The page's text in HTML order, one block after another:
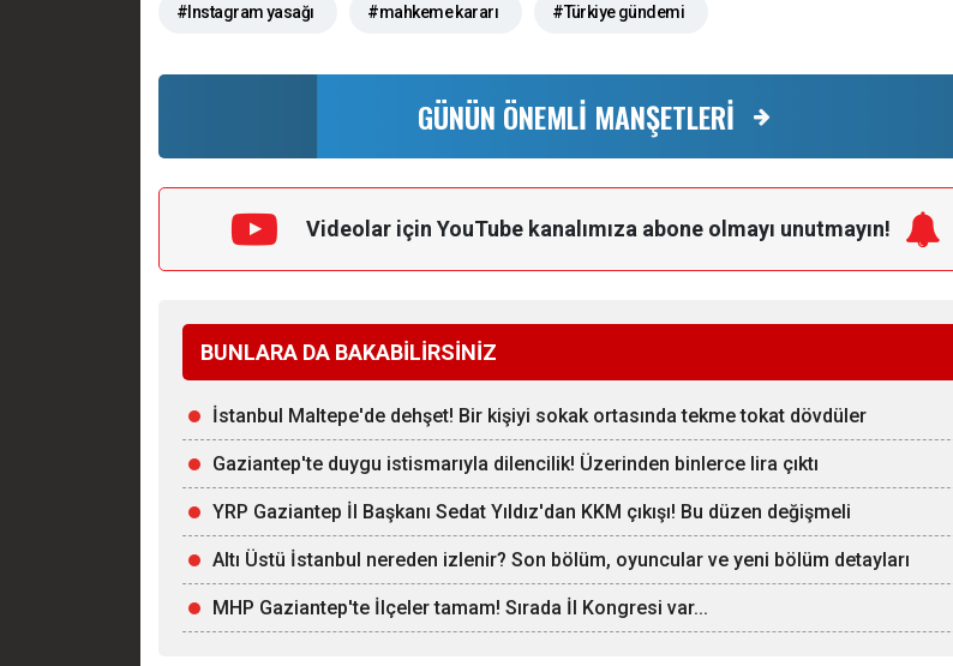
#Instagram yasağı #mahkeme kararı #Türkiye gündemi
GÜNÜN ÖNEMLİ MANŞETLERİ
Videolar için YouTube kanalımıza abone olmayı unutmayın!
BUNLARA DA BAKABİLİRSİNİZ
İstanbul Maltepe'de dehşet! Bir kişiyi sokak ortasında tekme tokat dövdüler
Gaziantep'te duygu istismarıyla dilencilik! Üzerinden binlerce lira çıktı
YRP Gaziantep İl Başkanı Sedat Yıldız'dan KKM çıkışı! Bu düzen değişmeli
Altı Üstü İstanbul nereden izlenir? Son bölüm, oyuncular ve yeni bölüm detayları
MHP Gaziantep'te İlçeler tamam! Sırada İl Kongresi var...